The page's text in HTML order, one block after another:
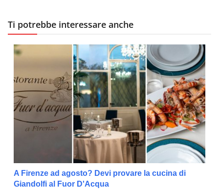
Ti potrebbe interessare anche
A Firenze ad agosto? Devi provare la cucina di
Giandolfi al Fuor D'Acqua